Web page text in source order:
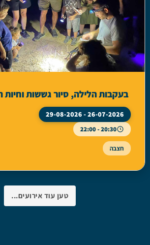
בעקבות הלילה, סיור גששות וחיות הבר
26-07-2026 - 29-08-2026
20:30 - 22:00
חצבה
טען עוד אירועים...